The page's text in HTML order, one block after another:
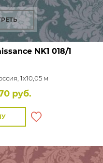
NK1 018/1
1x10,05 м
руб.